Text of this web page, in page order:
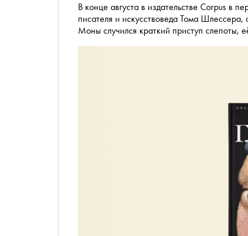
В конце августа в издательстве Corpus в
писателя и искусствоведа Тома
Моны случился краткий приступ